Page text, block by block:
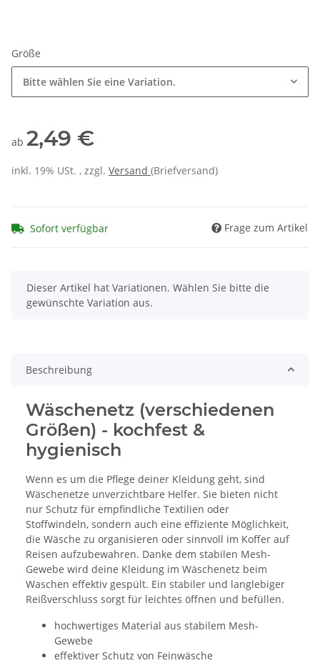
Größe
Bitte wählen Sie eine Variation.
ab 2,49 €
inkl. 19% USt. , zzgl. Versand (Briefversand)
Sofort verfügbar Frage zum Artikel
x
Dieser Artikel hat Variationen. Wählen Sie bitte die
gewünschte Variation aus.
Beschreibung
Wäschenetz (verschiedenen
Größen) - kochfest &
hygienisch
Wenn es um die Pflege deiner Kleidung geht, sind
Wäschenetze unverzichtbare Helfer. Sie bieten nicht
nur Schutz für empfindliche Textilien oder
Stoffwindeln, sondern auch eine effiziente Möglichkeit,
die Wäsche zu organisieren oder sinnvoll im Koffer auf
Reisen aufzubewahren. Danke dem stabilen Mesh-
Gewebe wird deine Kleidung im Wäschenetz beim
Waschen effektiv gespült. Ein stabiler und langlebiger
Reißverschluss sorgt für leichtes öffnen und befüllen.
hochwertiges Material aus stabilem Mesh-
Gewebe
effektiver Schutz von Feinwäsche